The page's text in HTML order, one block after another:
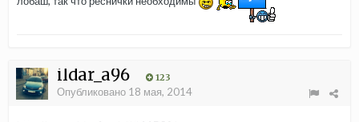
ildar_a96 123
Опубликовано 18 мая, 2014